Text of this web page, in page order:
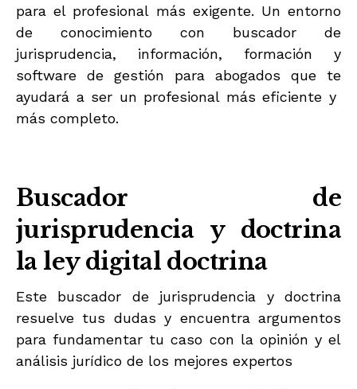
para el profesional más exigente. Un entorno
de conocimiento con buscador de
jurisprudencia, información, formación y
software de gestión para abogados que te
ayudará a ser un profesional más eficiente y
más completo.
Buscador de
jurisprudencia y doctrina
la ley digital doctrina
Este buscador de jurisprudencia y doctrina
resuelve tus dudas y encuentra argumentos
para fundamentar tu caso con la opinión y el
análisis jurídico de los mejores expertos